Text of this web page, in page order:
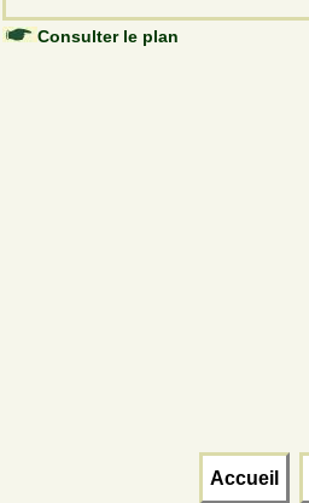
Consulter le plan
Accueil